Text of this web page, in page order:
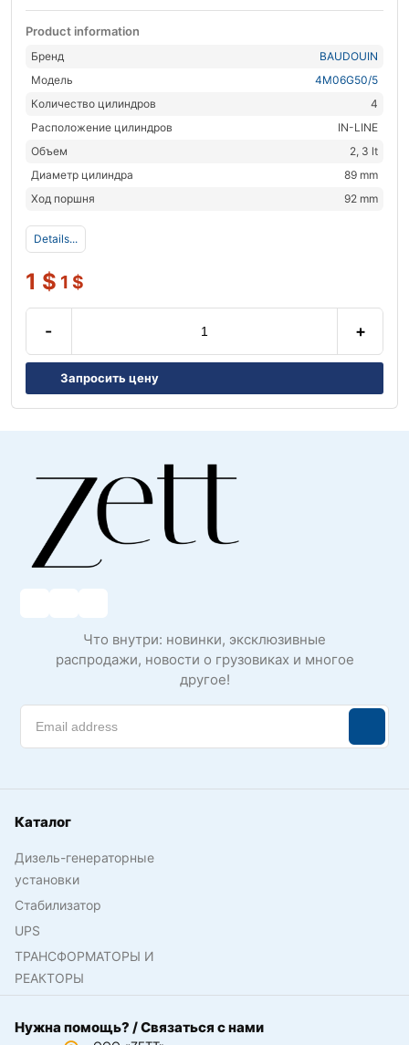
Product information
Бренд
BAUDOUIN
Модель
4M06G50/5
Количество цилиндров
4
Расположение цилиндров
IN-LINE
Объем
2, 3 lt
Диаметр цилиндра
89 mm
Ход поршня
92 mm
Details...
1 $ 1 $
- +
Запросить цену
Что внутри: новинки, эксклюзивные
распродажи, новости о грузовиках и многое
другое!
Каталог
Дизель-генераторные
установки
Стабилизатор
UPS
ТРАНСФОРМАТОРЫ И
РЕАКТОРЫ
Нужна помощь? / Связаться с нами